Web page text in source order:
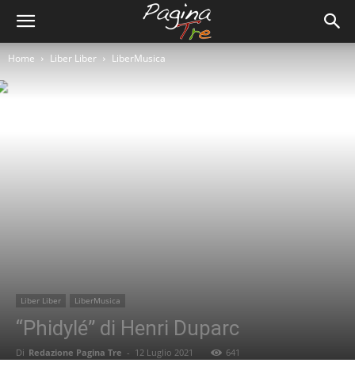
Home Liber Liber LiberMusica
Liber Liber LiberMusica
“Phidylé” di Henri Duparc
Di Redazione Pagina Tre - 12 Luglio 2021 641